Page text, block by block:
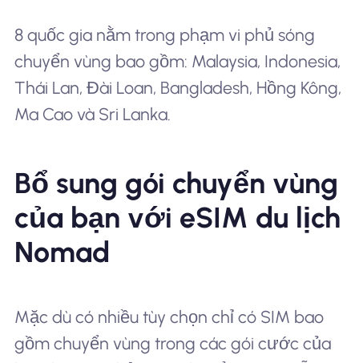
8 quốc gia nằm trong phạm vi phủ sóng
chuyển vùng bao gồm: Malaysia, Indonesia,
Thái Lan, Đài Loan, Bangladesh, Hồng Kông,
Ma Cao và Sri Lanka.
Bổ sung gói chuyển vùng
của bạn với eSIM du lịch
Nomad
Mặc dù có nhiều tùy chọn chỉ có SIM bao
gồm chuyển vùng trong các gói cước của